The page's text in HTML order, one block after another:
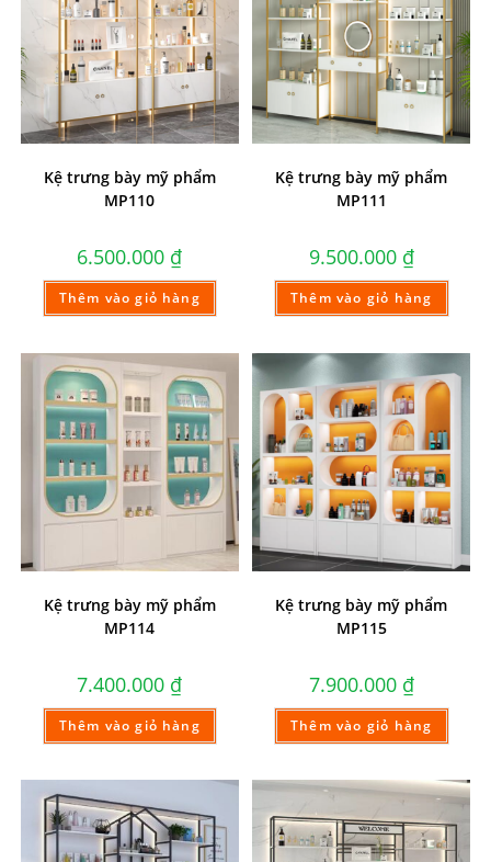
Kệ trưng bày mỹ phẩm
MP110
6.500.000 ₫
Thêm vào giỏ hàng
Kệ trưng bày mỹ phẩm
MP111
9.500.000 ₫
Thêm vào giỏ hàng
Kệ trưng bày mỹ phẩm
MP114
7.400.000 ₫
Thêm vào giỏ hàng
Kệ trưng bày mỹ phẩm
MP115
7.900.000 ₫
Thêm vào giỏ hàng